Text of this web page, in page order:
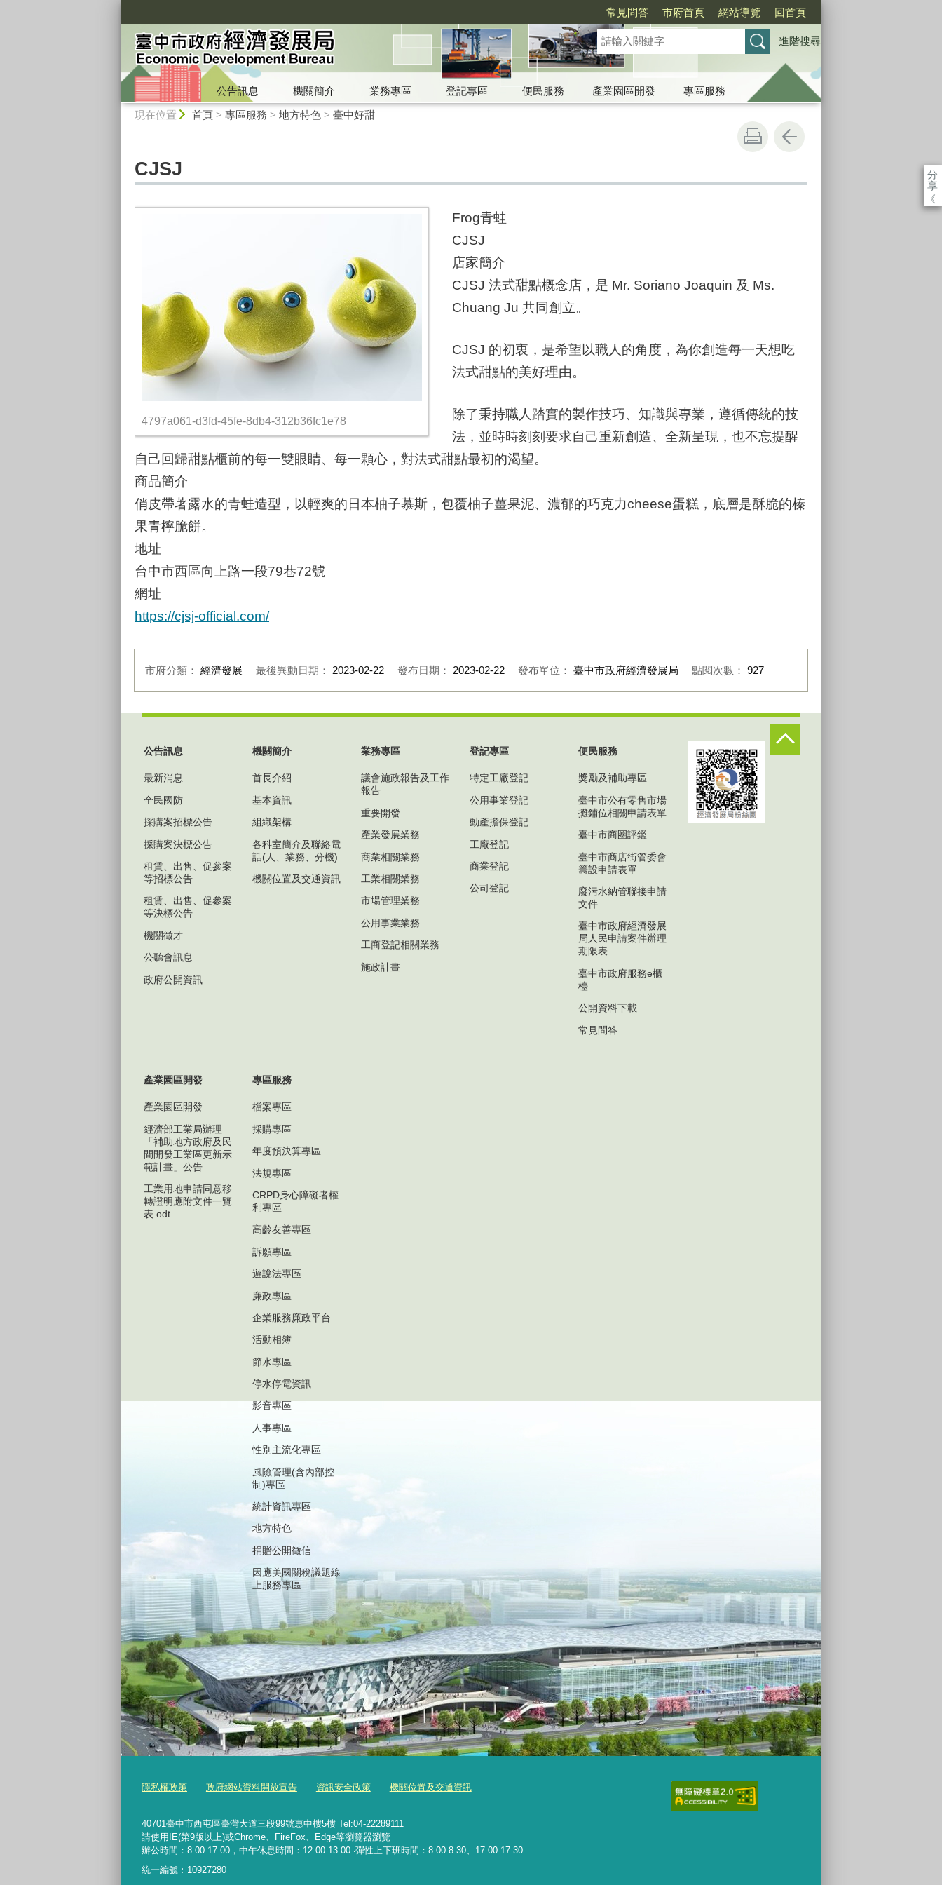
常見問答 市府首頁 網站導覽 回首頁
進階搜尋
公告訊息 機關簡介 業務專區 登記專區 便民服務 產業園區開發
專區服務
現在位置 首頁> 專區服務 > 地方特色> 臺中好甜
分
享
《
CJSJ
4797a061-d3fd-45fe-8db4-312b36fc1e78
Frog青蛙
CJSJ
店家簡介
CJSJ 法式甜點概念店，是 Mr. Soriano Joaquin 及 Ms.
Chuang Ju 共同創立。
CJSJ 的初衷，是希望以職人的角度，為你創造每一天想吃
法式甜點的美好理由。
除了秉持職人踏實的製作技巧、知識與專業，遵循傳統的技
法，並時時刻刻要求自己重新創造、全新呈現，也不忘提醒
自己回歸甜點櫃前的每一雙眼睛、每一顆心，對法式甜點最初的渴望。
商品簡介
俏皮帶著露水的青蛙造型，以輕爽的日本柚子慕斯，包覆柚子薑果泥、濃郁的巧克力cheese蛋糕，底層是酥脆的榛
果青檸脆餅。
地址
台中市西區向上路一段79巷72號
網址
https://cjsj-official.com/
市府分類： 經濟發展 最後異動日期： 2023-02-22 發布日期： 2023-02-22 發布單位： 臺中市政府經濟發展局 點閱次數： 927
公告訊息
最新消息
全民國防
採購案招標公告
採購案決標公告
租賃、出售、促參案
等招標公告
租賃、出售、促參案
等決標公告
機關徵才
公聽會訊息
政府公開資訊
機關簡介
首長介紹
基本資訊
組織架構
各科室簡介及聯絡電
話(人、業務、分機)
機關位置及交通資訊
業務專區
議會施政報告及工作
報告
重要開發
產業發展業務
商業相關業務
工業相關業務
市場管理業務
公用事業業務
工商登記相關業務
施政計畫
登記專區
特定工廠登記
公用事業登記
動產擔保登記
工廠登記
商業登記
公司登記
便民服務
獎勵及補助專區
臺中市公有零售市場
攤鋪位相關申請表單
臺中市商圈評鑑
臺中市商店街管委會
籌設申請表單
廢污水納管聯接申請
文件
臺中市政府經濟發展
局人民申請案件辦理
期限表
臺中市政府服務e櫃
檯
公開資料下載
常見問答
產業園區開發
產業園區開發
經濟部工業局辦理
「補助地方政府及民
間開發工業區更新示
範計畫」公告
工業用地申請同意移
轉證明應附文件一覽
表.odt
專區服務
檔案專區
採購專區
年度預決算專區
法規專區
CRPD身心障礙者權
利專區
高齡友善專區
訴願專區
遊說法專區
廉政專區
企業服務廉政平台
活動相簿
節水專區
停水停電資訊
影音專區
人事專區
性別主流化專區
風險管理(含內部控
制)專區
統計資訊專區
地方特色
捐贈公開徵信
因應美國關稅議題線
上服務專區
隱私權政策 政府網站資料開放宣告 資訊安全政策 機關位置及交通資訊
40701臺中市西屯區臺灣大道三段99號惠中樓5樓 Tel:04-22289111
請使用IE(第9版以上)或Chrome、FireFox、Edge等瀏覽器瀏覽
辦公時間：8:00-17:00，中午休息時間：12:00-13:00 ‧彈性上下班時間：8:00-8:30、17:00-17:30
統一編號︰ 10927280